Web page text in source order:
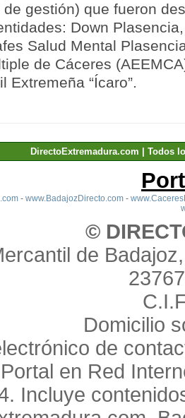
gestión) que fueron
Down
Salud Mental
de Cáceres
Extremeña “Ícaro”.
DirectoExtremadura.com | Todos
- www.BadajozDirecto.com-
©
de
Domicilio
de
en Red
Incluye